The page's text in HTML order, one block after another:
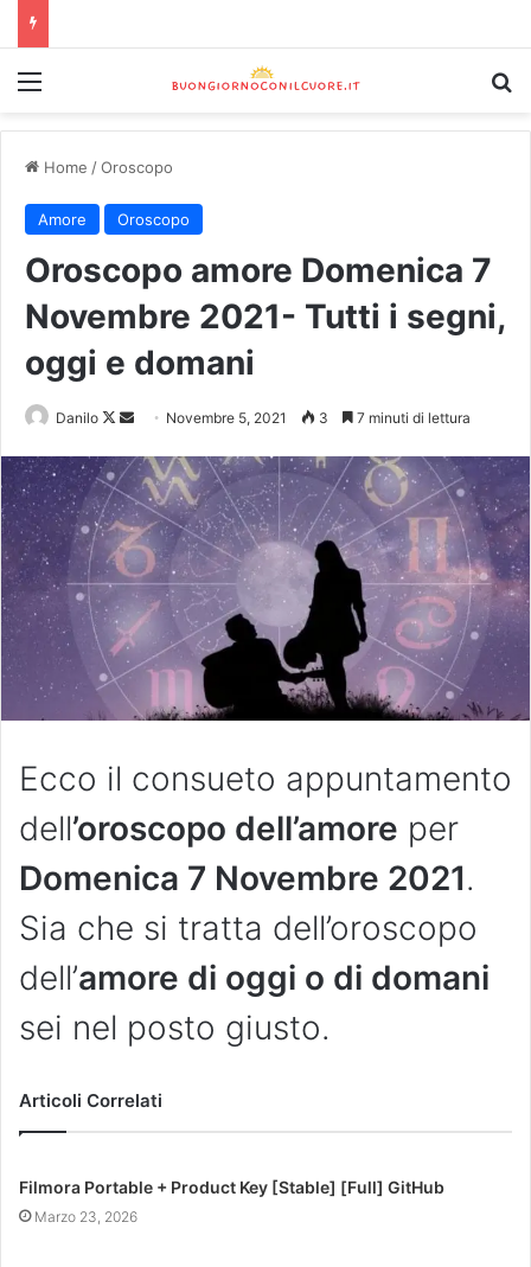
Home /Oroscopo
Amore Oroscopo
Oroscopo amore Domenica 7
Novembre 2021- Tutti i segni,
oggi e domani
Danilo Novembre 5, 2021 3 7 minuti di lettura
Ecco il consueto appuntamento
dell’oroscopo dell’amore per
Domenica 7 Novembre 2021.
Sia che si tratta dell’oroscopo
dell’amore di oggi o di domani
sei nel posto giusto.
Articoli Correlati
Filmora Portable + Product Key [Stable] [Full] GitHub
Marzo 23, 2026